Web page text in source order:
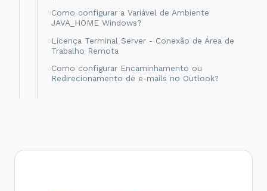
Como configurar a Variável de Ambiente
JAVA_HOME Windows?
Licença Terminal Server - Conexão de Área de
Trabalho Remota
Como configurar Encaminhamento ou
Redirecionamento de e-mails no Outlook?